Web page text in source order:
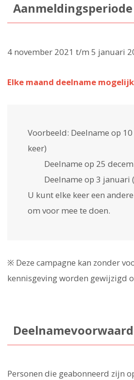
Aanmeldingsperiode
4 november 2021 t/m 5 januari
Elke maand deelname
Voorbeeld: Deelname op
keer)
Deelname op 25
Deelname op 3 januari
U kunt elke keer een
om voor mee te doen.
※ Deze campagne kan zonder
kennisgeving worden gewijzigd
Personen die geabonneerd zijn